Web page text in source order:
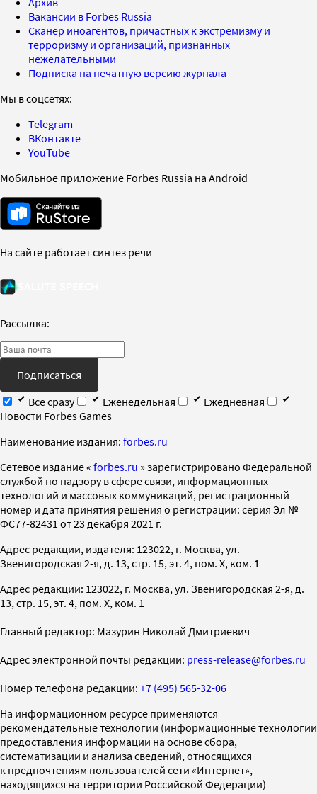
Вакансии в Forbes Russia
Сканер иноагентов, причастных к экстремизму и
терроризму и организаций, признанных
нежелательными
Подписка на печатную версию журнала
Мы в соцсетях:
Telegram
ВКонтакте
YouTube
Мобильное приложение Forbes Russia на Android
На сайте работает синтез речи
Рассылка:
Подписаться
Все сразу
Еженедельная
Ежедневная
Новости Forbes Games
Наименование издания: forbes.ru
Cетевое издание « forbes.ru » зарегистрировано Федеральной
службой по надзору в сфере связи, информационных
технологий и массовых коммуникаций, регистрационный
номер и дата принятия решения о регистрации: серия Эл №
ФС77-82431 от 23 декабря 2021 г.
Адрес редакции, издателя: 123022, г. Москва, ул.
Звенигородская 2-я, д. 13, стр. 15, эт. 4, пом. X, ком. 1
Адрес редакции: 123022, г. Москва, ул. Звенигородская 2-я, д.
13, стр. 15, эт. 4, пом. X, ком. 1
Главный редактор: Мазурин Николай Дмитриевич
Адрес электронной почты редакции: press-release@forbes.ru
Номер телефона редакции: +7 (495) 565-32-06
На информационном ресурсе применяются
рекомендательные технологии (информационные технологии
предоставления информации на основе сбора,
систематизации и анализа сведений, относящихся
к предпочтениям пользователей сети «Интернет»,
находящихся на территории Российской Федерации)